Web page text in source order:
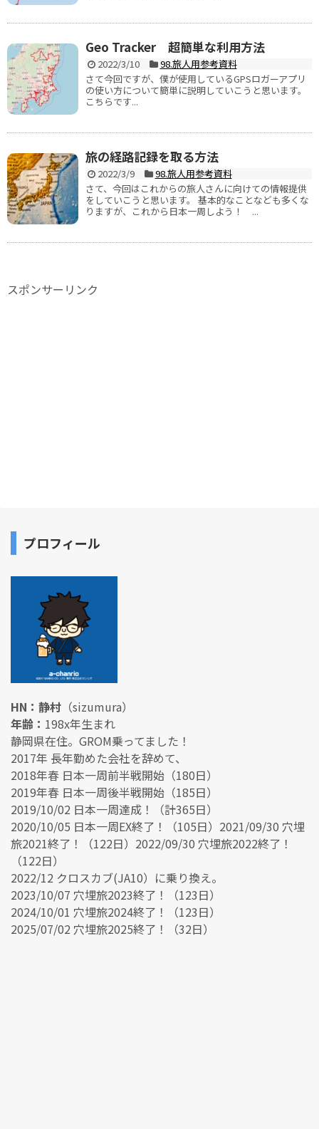
Geo Tracker 超簡単な利用方法
2022/3/10
98.旅人用参考資料
さて今回ですが、僕が使用しているGPSロガーアプリ
の使い方について簡単に説明していこうと思います。
こちらです...
旅の経路記録を取る方法
2022/3/9
98.旅人用参考資料
さて、今回はこれからの旅人さんに向けての情報提供
をしていこうと思います。 基本的なことなども多くな
りますが、これから日本一周しよう！ ...
スポンサーリンク
プロフィール
HN：静村 （sizumura）
年齢： 198x年生まれ
静岡県在住。GROM乗ってました！
2017年 長年勤めた会社を辞めて、
2018年春 日本一周前半戦開始（180日）
2019年春 日本一周後半戦開始（185日）
2019/10/02 日本一周達成！（計365日）
2020/10/05 日本一周EX終了！（105日）2021/09/30 穴埋
旅2021終了！（122日）2022/09/30 穴埋旅2022終了！
（122日）
2022/12 クロスカブ(JA10）に乗り換え。
2023/10/07 穴埋旅2023終了！（123日）
2024/10/01 穴埋旅2024終了！（123日）
2025/07/02 穴埋旅2025終了！（32日）